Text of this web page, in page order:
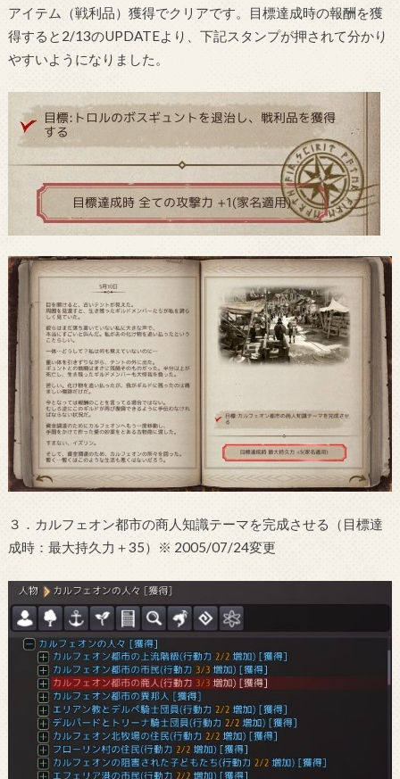
アイテム（戦利品）獲得でクリアです。目標達成時の報酬を獲
得すると2/13のUPDATEより、下記スタンプが押されて分かり
やすいようになりました。
３．カルフェオン都市の商人知識テーマを完成させる（目標達
成時：最大持久力＋35）※ 2005/07/24変更